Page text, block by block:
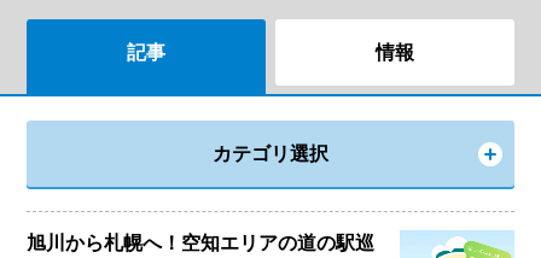
記事 情報
カテゴリ選択
旭川から札幌へ！空知エリアの道の駅巡